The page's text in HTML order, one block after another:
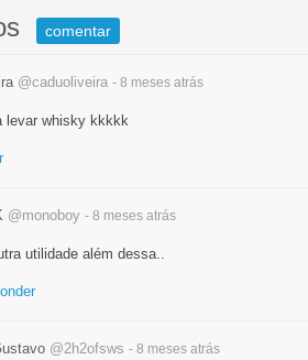
comentar
@caduoliveira - 8 meses atrás
levar whisky kkkkk
@monoboy - 8 meses atrás
utilidade além dessa..
@2h2ofsws - 8 meses atrás